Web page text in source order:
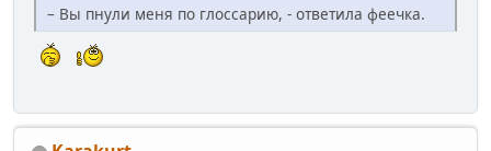
– Вы пнули меня по глоссарию, - ответила феечка.